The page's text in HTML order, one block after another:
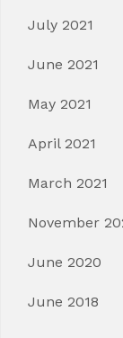
July 2021
June 2021
May 2021
April 2021
March 2021
November
June 2020
June 2018